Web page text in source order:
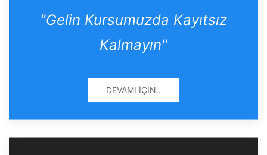
"Gelin Kursumuzda Kayıtsız
Kalmayın"
DEVAMI İÇIN..